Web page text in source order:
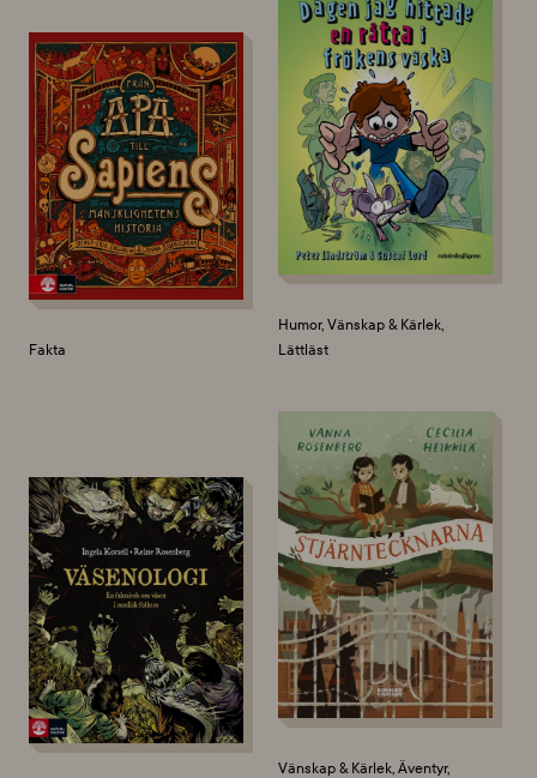
Fakta
Humor, Vänskap & Kärlek,
Lättläst
Vänskap & Kärlek, Äventyr,